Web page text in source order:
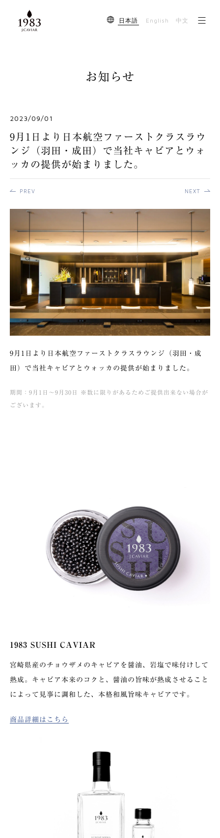
English
日本語 中文
お知らせ
2023/09/01
9月1日より日本航空ファーストクラスラウ
ンジ（羽田・成田）で当社キャビアとウォ
ッカの提供が始まりました。
PREV NEXT
9月1日より日本航空ファーストクラスラウンジ（羽田・成
田）で当社キャビアとウォッカの提供が始まりました。
期間：9月1日〜9月30日 ※数に限りがあるためご提供出来ない場合が
ございます。
1983 SUSHI CAVIAR
宮崎県産のチョウザメのキャビアを醤油、岩塩で味付けして
熟成。キャビア本来のコクと、醤油の旨味が熟成させること
によって⾒事に調和した、本格和⾵旨味キャビアです。
商品詳細はこちら